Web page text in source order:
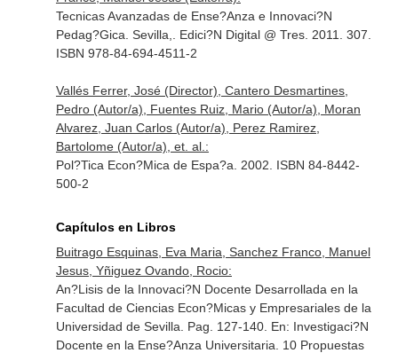
Tecnicas Avanzadas de Ense?Anza e Innovaci?N
Pedag?Gica. Sevilla,. Edici?N Digital @ Tres. 2011. 307.
ISBN 978-84-694-4511-2
Vallés Ferrer, José (Director), Cantero Desmartines,
Pedro (Autor/a), Fuentes Ruiz, Mario (Autor/a), Moran
Alvarez, Juan Carlos (Autor/a), Perez Ramirez,
Bartolome (Autor/a), et. al.:
Pol?Tica Econ?Mica de Espa?a. 2002. ISBN 84-8442-
500-2
Capítulos en Libros
Buitrago Esquinas, Eva Maria, Sanchez Franco, Manuel
Jesus, Yñiguez Ovando, Rocio:
An?Lisis de la Innovaci?N Docente Desarrollada en la
Facultad de Ciencias Econ?Micas y Empresariales de la
Universidad de Sevilla. Pag. 127-140. En: Investigaci?N
Docente en la Ense?Anza Universitaria. 10 Propuestas